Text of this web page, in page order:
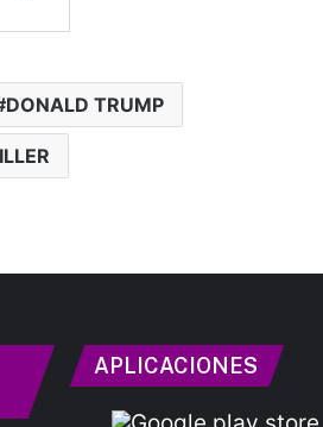
DONALD TRUMP
APLICACIONES